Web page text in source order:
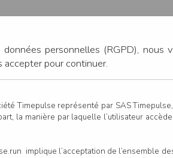
personnelles (RGPD), nous
pour continuer.
Timepulse représenté par SAS
la manière par laquelle l’utilisateur
implique l’acceptation de l’ensemble